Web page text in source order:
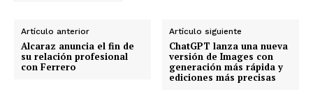
Artículo anterior
Alcaraz anuncia el fin de
su relación profesional
con Ferrero
Artículo siguiente
ChatGPT lanza una nueva
versión de Images con
generación más rápida y
ediciones más precisas